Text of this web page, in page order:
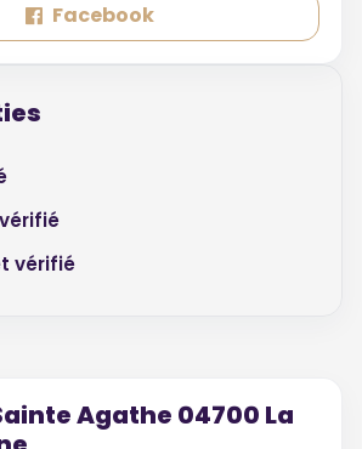
Facebook
vérifié
Agathe 04700 La